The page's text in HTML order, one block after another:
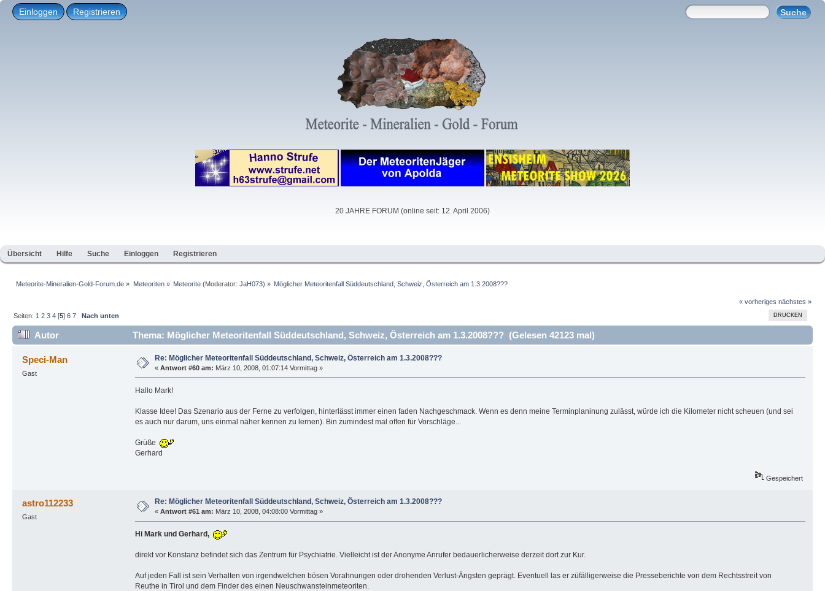
Einloggen Registrieren
20 JAHRE FORUM (online seit: 12. April 2006)
Übersicht Hilfe Suche Einloggen Registrieren
Meteorite-Mineralien-Gold-Forum.de » Meteoriten» Meteorite(Moderator: JaH073) » Möglicher Meteoritenfall Süddeutschland, Schweiz, Österreich am 1.3.2008???
« vorheriges nächstes »
DRUCKEN
Seiten: 1 2 3 4 [5]6 7 Nach unten
Autor Thema: Möglicher Meteoritenfall Süddeutschland, Schweiz, Österreich am 1.3.2008??? (Gelesen 42123 mal)
Speci-Man
Gast
Re: Möglicher Meteoritenfall Süddeutschland, Schweiz, Österreich am 1.3.2008???
« Antwort #60 am: März 10, 2008, 01:07:14 Vormittag »
Hallo Mark!
Klasse Idee! Das Szenario aus der Ferne zu verfolgen, hinterlässt immer einen faden Nachgeschmack. Wenn es denn meine Terminplaninung zulässt, würde ich die Kilometer nicht scheuen (und sei
es auch nur darum, uns einmal näher kennen zu lernen). Bin zumindest mal offen für Vorschläge...
Grüße
Gerhard
Gespeichert
astro112233
Gast
Re: Möglicher Meteoritenfall Süddeutschland, Schweiz, Österreich am 1.3.2008???
« Antwort #61 am: März 10, 2008, 04:08:00 Vormittag »
Hi Mark und Gerhard,
direkt vor Konstanz befindet sich das Zentrum für Psychiatrie. Vielleicht ist der Anonyme Anrufer bedauerlicherweise derzeit dort zur Kur.
Auf jeden Fall ist sein Verhalten von irgendwelchen bösen Vorahnungen oder drohenden Verlust-Ängsten geprägt. Eventuell las er züfälligerweise die Presseberichte von dem Rechtsstreit von
Reuthe in Tirol und dem Finder des einen Neuschwansteinmeteoriten.